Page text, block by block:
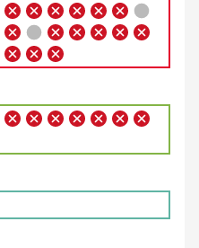
SP S
FDP RL
Mitte M-E ZH